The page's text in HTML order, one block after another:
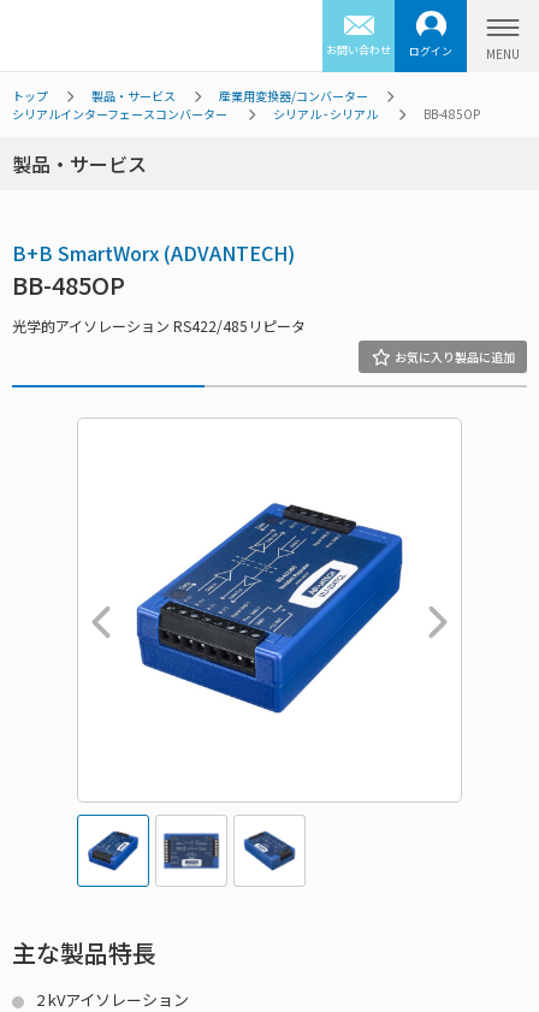
お問い合わせ ログイン
トップ 製品・サービス
産業用変換器/コンバーター
シリアルインターフェースコンバーター
シリアル - シリアル BB-485OP
製品・サービス
B+B SmartWorx (ADVANTECH)
BB-485OP
光学的アイソレーション RS422/485リピータ
主な製品特長
2 kVアイソレーション